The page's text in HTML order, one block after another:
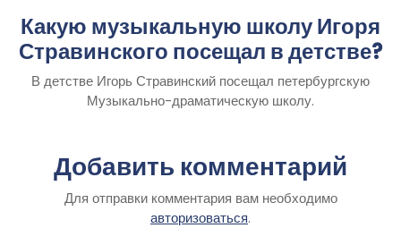
Какую музыкальную школу Игоря
Стравинского посещал в детстве?
В детстве Игорь Стравинский посещал петербургскую
Музыкально-драматическую школу.
Добавить комментарий
Для отправки комментария вам необходимо
авторизоваться.